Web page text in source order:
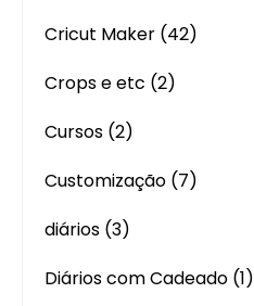
Cricut Maker (42)
Crops e etc (2)
Cursos (2)
Customização (7)
diários (3)
Diários com Cadeado (1)